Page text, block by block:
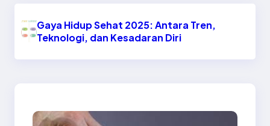
Gaya Hidup Sehat 2025: Antara Tren,
Teknologi, dan Kesadaran Diri